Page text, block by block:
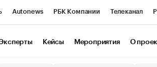
Autonews РБК Компании Телеканал
Кейсы Мероприятия О